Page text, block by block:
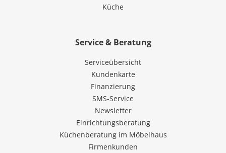
Küche
Service & Beratung
Serviceübersicht
Kundenkarte
Finanzierung
SMS-Service
Newsletter
Einrichtungsberatung
Küchenberatung im Möbelhaus
Firmenkunden